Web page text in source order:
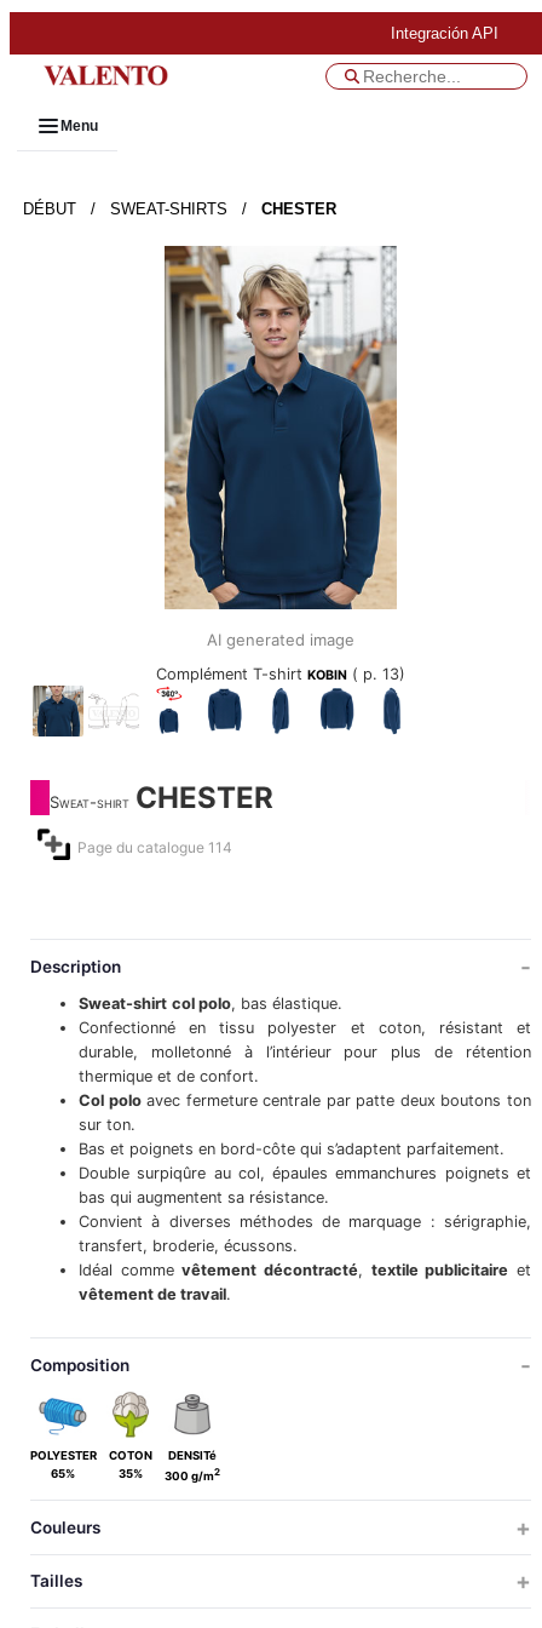
Integración API
Menu
DÉBUT / SWEAT-SHIRTS / CHESTER
AI generated image
Complément T-shirt KOBIN ( p. 13)
Sweat-shirt CHESTER
Page du catalogue 114
Description
Sweat-shirt col polo, bas élastique.
Confectionné en tissu polyester et coton, résistant et
durable, molletonné à l’intérieur pour plus de rétention
thermique et de confort.
Col poloavec fermeture centrale par patte deux boutons ton
sur ton.
Bas et poignets en bord-côte qui s’adaptent parfaitement.
Double surpiqûre au col, épaules emmanchures poignets et
bas qui augmentent sa résistance.
Convient à diverses méthodes de marquage : sérigraphie,
transfert, broderie, écussons.
Idéal commevêtement décontracté, textile publicitaire et
vêtement de travail.
Composition
POLYESTER
65%
COTON
35%
DENSITé
300 g/m2
Couleurs
Tailles